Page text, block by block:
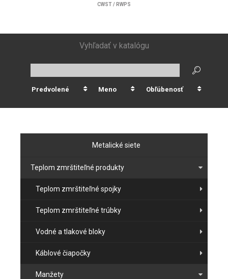
CWST/ RWPS
Vyhľadať v katalógu
Predvolené Meno Obľúbenosť
Metalické siete
Teplom zmrštiteľné produkty
Teplom zmrštiteľné spojky
Teplom zmrštiteľné trúbky
Vodné a tlakové bloky
Káblové čiapočky
Manžety